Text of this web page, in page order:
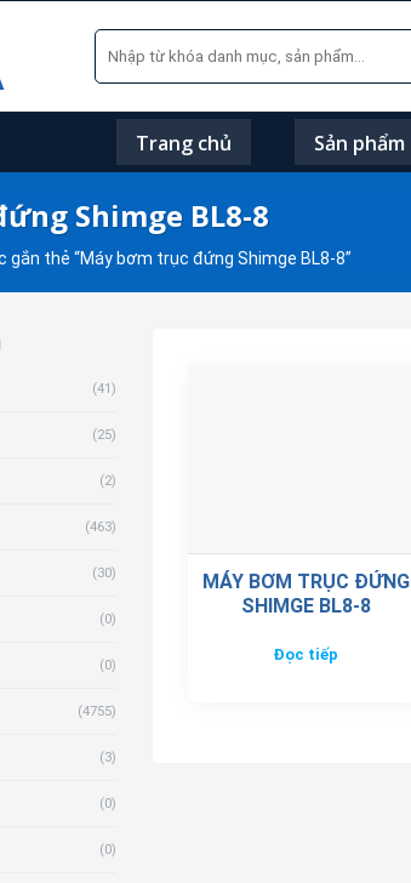
Tìm
kiếm:
Trang chủ Sản phẩm
Shimge BL8-8
gắn thẻ “Máy bơm trục đứng Shimge BL8-8”
(41)
(25)
(2)
(463)
(30)
(0)
(0)
(4755)
(3)
(0)
(0)
MÁY BƠM TRỤC ĐỨNG
SHIMGE BL8-8
Đọc tiếp